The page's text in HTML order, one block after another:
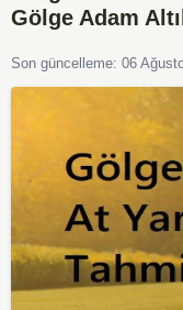
Gölge Adam
Son güncelleme: 06